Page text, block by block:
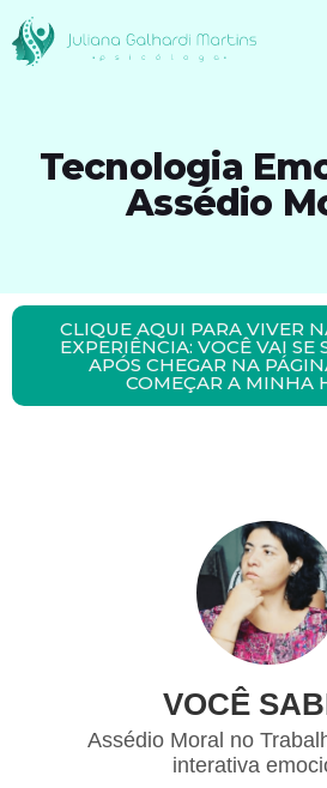
Tecnologia
Assédio
CLIQUE AQUI PARA VIVER
EXPERIÊNCIA: VOCÊ VAI SE
APÓS CHEGAR NA
COMEÇAR A MINHA